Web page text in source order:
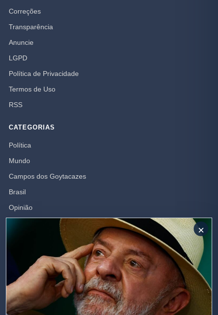
Correções
Transparência
Anuncie
LGPD
Política de Privacidade
Termos de Uso
RSS
CATEGORIAS
Política
Mundo
Campos dos Goytacazes
Brasil
Opinião
SIGA-NOS
×